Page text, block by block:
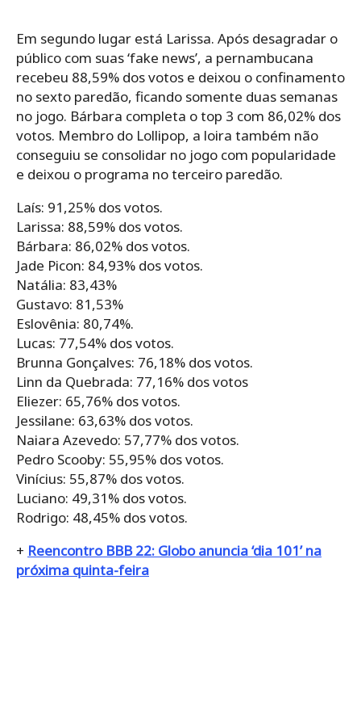
Em segundo lugar está Larissa. Após desagradar o
público com suas ‘fake news’, a pernambucana
recebeu 88,59% dos votos e deixou o confinamento
no sexto paredão, ficando somente duas semanas
no jogo. Bárbara completa o top 3 com 86,02% dos
votos. Membro do Lollipop, a loira também não
conseguiu se consolidar no jogo com popularidade
e deixou o programa no terceiro paredão.
Laís: 91,25% dos votos.
Larissa: 88,59% dos votos.
Bárbara: 86,02% dos votos.
Jade Picon: 84,93% dos votos.
Natália: 83,43%
Gustavo: 81,53%
Eslovênia: 80,74%.
Lucas: 77,54% dos votos.
Brunna Gonçalves: 76,18% dos votos.
Linn da Quebrada: 77,16% dos votos
Eliezer: 65,76% dos votos.
Jessilane: 63,63% dos votos.
Naiara Azevedo: 57,77% dos votos.
Pedro Scooby: 55,95% dos votos.
Vinícius: 55,87% dos votos.
Luciano: 49,31% dos votos.
Rodrigo: 48,45% dos votos.
+ Reencontro BBB 22: Globo anuncia ‘dia 101’ na
próxima quinta-feira